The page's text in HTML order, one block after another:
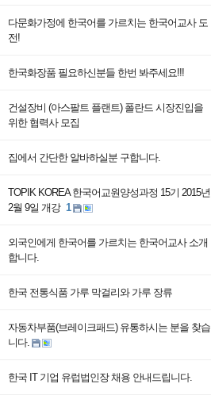
다문화가정에 한국어를 가르치는 한국어교사 도
전!
한국화장품 필요하신분들 한번 봐주세요!!!
건설장비 (아스팔트 플랜트) 폴란드 시장진입을
위한 협력사 모집
집에서 간단한 알바하실분 구합니다.
TOPIK KOREA 한국어교원양성과정 15기 2015년
2월 9일 개강 1
외국인에게 한국어를 가르치는 한국어교사 소개
합니다.
한국 전통식품 가루 막걸리와 가루 장류
자동차부품(브레이크패드) 유통하시는 분을 찾습
니다.
한국 IT 기업 유럽법인장 채용 안내드립니다.